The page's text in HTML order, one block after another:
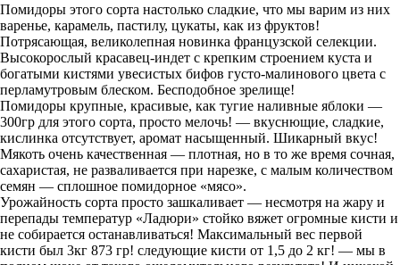
Помидоры этого сорта настолько сладкие, что мы варим из них
варенье, карамель, пастилу, цукаты, как из фруктов!
Потрясающая, великолепная новинка французской селекции.
Высокорослый красавец-индет с крепким строением куста и
богатыми кистями увесистых бифов густо-малинового цвета с
перламутровым блеском. Бесподобное зрелище!
Помидоры крупные, красивые, как тугие наливные яблоки —
300гр для этого сорта, просто мелочь! — вкуснющие, сладкие,
кислинка отсутствует, аромат насыщенный. Шикарный вкус!
Мякоть очень качественная — плотная, но в то же время сочная,
сахаристая, не разваливается при нарезке, с малым количеством
семян — сплошное помидорное «мясо».
Урожайность сорта просто зашкаливает — несмотря на жару и
перепады температур «Ладюри» стойко вяжет огромные кисти и
не собирается останавливаться! Максимальный вес первой
кисти был 3кг 873 гр! следующие кисти от 1,5 до 2 кг! — мы в